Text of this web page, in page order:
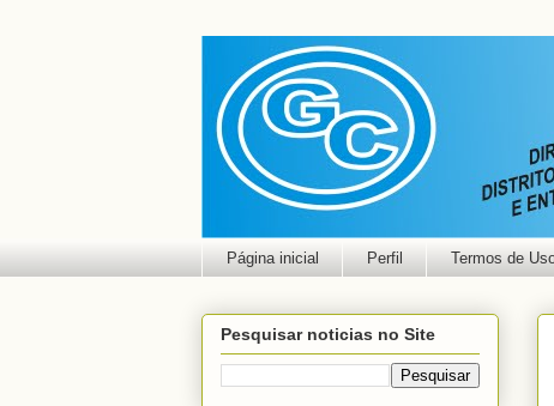
Página inicial Perfil Termos de
Pesquisar noticias no Site